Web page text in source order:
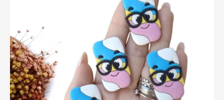
C/
2
UND
quantidade